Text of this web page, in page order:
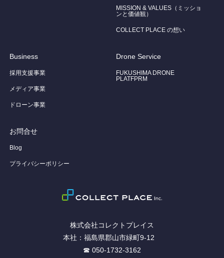
MISSION & VALUES（ミッショ
ンと価値観）
COLLECT PLACE の想い
Business
採用支援事業
メディア事業
ドローン事業
Drone Service
FUKUSHIMA DRONE
PLATFPRM
お問合せ
Blog
プライバシーポリシー
株式会社コレクトプレイス
本社：福島県郡山市緑町9-12
☎ 050-1732-3162